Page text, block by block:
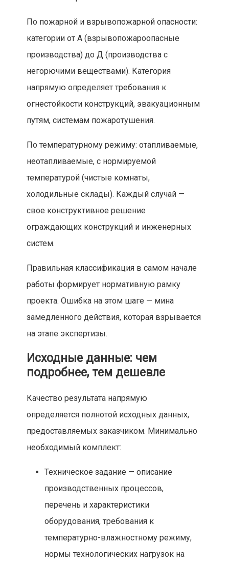
По пожарной и взрывопожарной опасности:
категории от А (взрывопожароопасные
производства) до Д (производства с
негорючими веществами). Категория
напрямую определяет требования к
огнестойкости конструкций, эвакуационным
путям, системам пожаротушения.
По температурному режиму: отапливаемые,
неотапливаемые, с нормируемой
температурой (чистые комнаты,
холодильные склады). Каждый случай —
свое конструктивное решение
ограждающих конструкций и инженерных
систем.
Правильная классификация в самом начале
работы формирует нормативную рамку
проекта. Ошибка на этом шаге — мина
замедленного действия, которая взрывается
на этапе экспертизы.
Исходные данные: чем
подробнее, тем дешевле
Качество результата напрямую
определяется полнотой исходных данных,
предоставляемых заказчиком. Минимально
необходимый комплект:
Техническое задание — описание
производственных процессов,
перечень и характеристики
оборудования, требования к
температурно-влажностному режиму,
нормы технологических нагрузок на